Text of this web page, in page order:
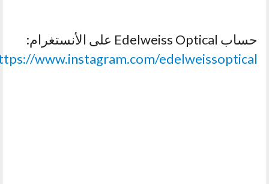
حساب Edelweiss Optical على الأنستغرام:
www.instagram.com/edelweissoptical/